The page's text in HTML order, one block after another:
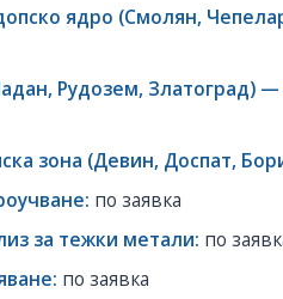
ядро (Смолян,
Рудозем, Златоград) —
зона (Девин, Доспат,
по заявка
за тежки метали: по
по заявка